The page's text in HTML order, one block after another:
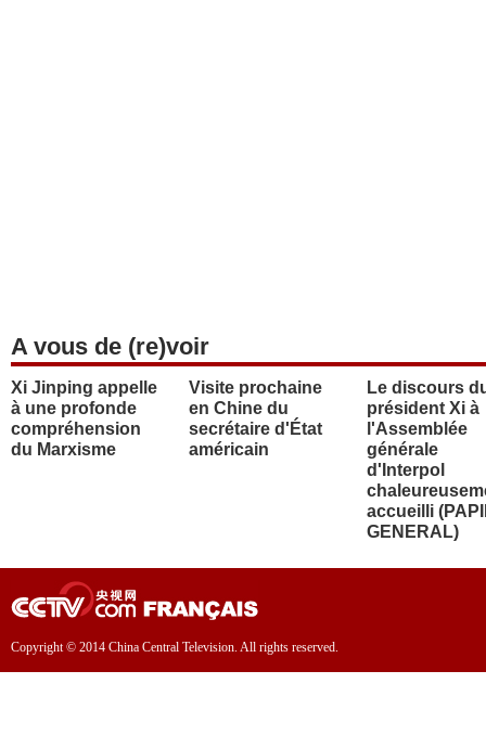
A vous de (re)voir
Xi Jinping appelle
à une profonde
compréhension
du Marxisme
Visite prochaine
en Chine du
secrétaire d'État
américain
Le discours
président Xi à
l'Assemblée
générale
d'Interpol
accueilli
GENERAL)
Copyright © 2014 China Central Television. All rights reserved.